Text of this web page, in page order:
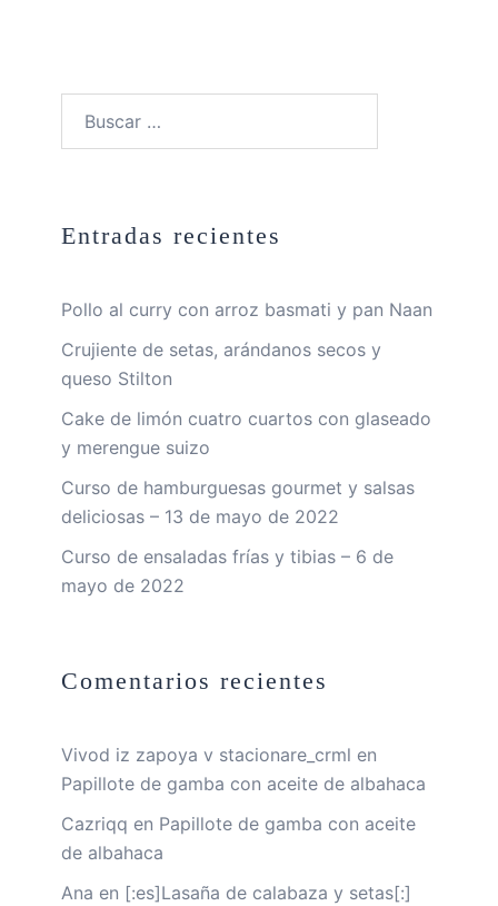
Entradas recientes
Pollo al curry con arroz basmati y pan Naan
Crujiente de setas, arándanos secos y
queso Stilton
Cake de limón cuatro cuartos con glaseado
y merengue suizo
Curso de hamburguesas gourmet y salsas
deliciosas – 13 de mayo de 2022
Curso de ensaladas frías y tibias – 6 de
mayo de 2022
Comentarios recientes
Vivod iz zapoya v stacionare_crml en
Papillote de gamba con aceite de albahaca
Cazriqq en Papillote de gamba con aceite
de albahaca
Ana en [:es]Lasaña de calabaza y setas[:]